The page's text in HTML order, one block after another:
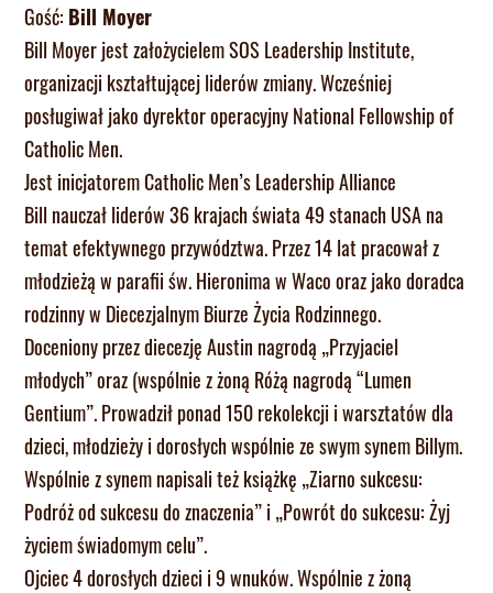
Gość: Bill Moyer
Bill Moyer jest założycielem SOS Leadership Institute,
organizacji kształtującej liderów zmiany. Wcześniej
posługiwał jako dyrektor operacyjny National Fellowship of
Catholic Men.
Jest inicjatorem Catholic Men’s Leadership Alliance
Bill nauczał liderów 36 krajach świata 49 stanach USA na
temat efektywnego przywództwa. Przez 14 lat pracował z
młodzieżą w parafii św. Hieronima w Waco oraz jako doradca
rodzinny w Diecezjalnym Biurze Życia Rodzinnego.
Doceniony przez diecezję Austin nagrodą „Przyjaciel
młodych” oraz (wspólnie z żoną Różą nagrodą “Lumen
Gentium”. Prowadził ponad 150 rekolekcji i warsztatów dla
dzieci, młodzieży i dorosłych wspólnie ze swym synem Billym.
Wspólnie z synem napisali też książkę „Ziarno sukcesu:
Podróż od sukcesu do znaczenia” i „Powrót do sukcesu: Żyj
życiem świadomym celu”.
Ojciec 4 dorosłych dzieci i 9 wnuków. Wspólnie z żoną